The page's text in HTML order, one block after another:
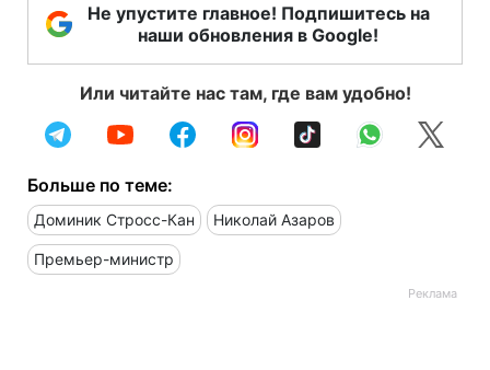
Не упустите главное! Подпишитесь на
наши обновления в Google!
Или читайте нас там, где вам удобно!
Больше по теме:
Доминик Стросс-Кан Николай Азаров
Премьер-министр